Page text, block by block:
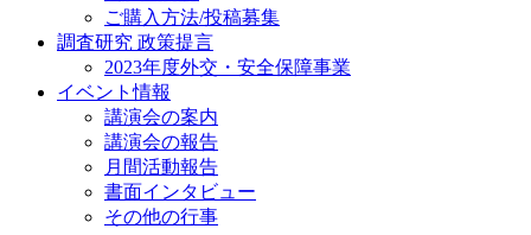
ご購入方法/投稿募集
調査研究 政策提言
2023年度外交・安全保障事業
イベント情報
講演会の案内
講演会の報告
月間活動報告
書面インタビュー
その他の行事